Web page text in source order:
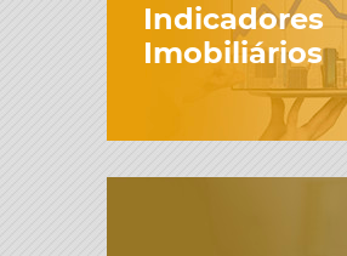
Indicadores
Imobiliários